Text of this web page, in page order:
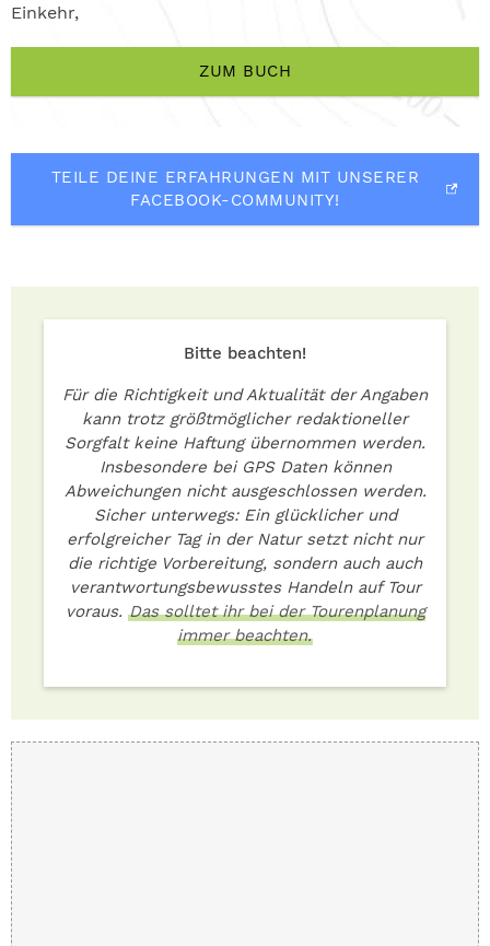
Einkehr,
ZUM BUCH
TEILE DEINE ERFAHRUNGEN MIT UNSERER
FACEBOOK-COMMUNITY!
Bitte beachten!
Für die Richtigkeit und Aktualität der Angaben
kann trotz größtmöglicher redaktioneller
Sorgfalt keine Haftung übernommen werden.
Insbesondere bei GPS Daten können
Abweichungen nicht ausgeschlossen werden.
Sicher unterwegs: Ein glücklicher und
erfolgreicher Tag in der Natur setzt nicht nur
die richtige Vorbereitung, sondern auch auch
verantwortungsbewusstes Handeln auf Tour
voraus. Das solltet ihr bei der Tourenplanung
immer beachten.